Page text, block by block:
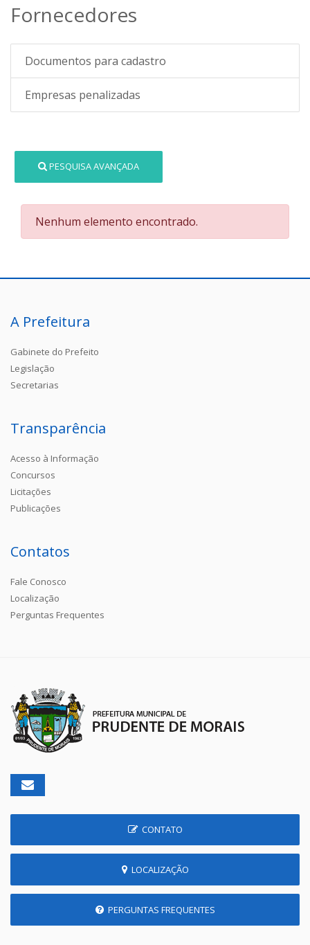
Fornecedores
Documentos para cadastro
Empresas penalizadas
PESQUISA AVANÇADA
Nenhum elemento encontrado.
A Prefeitura
Gabinete do Prefeito
Legislação
Secretarias
Transparência
Acesso à Informação
Concursos
Licitações
Publicações
Contatos
Fale Conosco
Localização
Perguntas Frequentes
CONTATO
LOCALIZAÇÃO
PERGUNTAS FREQUENTES